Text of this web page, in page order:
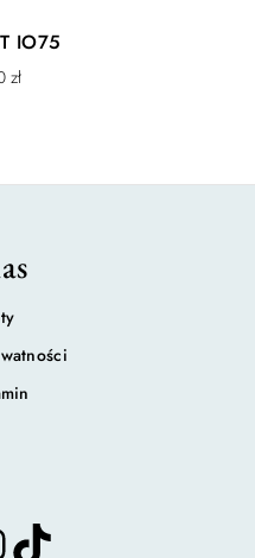
IO75
zł